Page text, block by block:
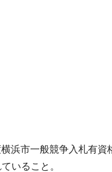
浜市一般競争入札有資
いること。